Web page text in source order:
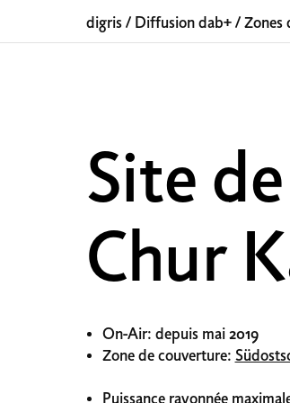
digris / Diffusion dab+ / Zones
Site
Chur
On-Air: depuis mai 2019
Zone de couverture: